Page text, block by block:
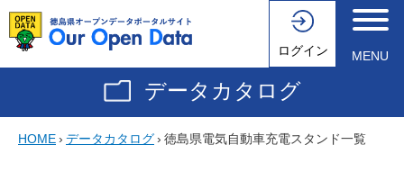
ログイン MENU
データカタログ
HOME› データカタログ› 徳島県電気自動車充電スタンド一覧